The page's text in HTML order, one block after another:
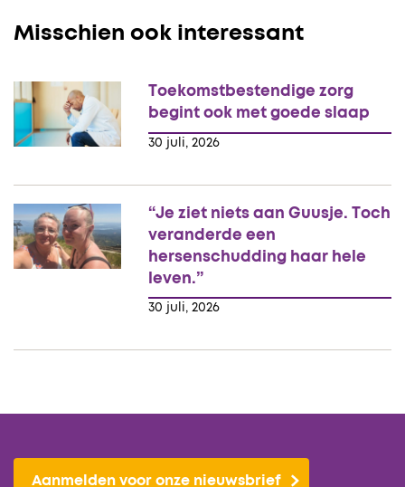
Misschien ook interessant
30 juli, 2026
Toekomstbestendige zorg
begint ook met goede slaap
30 juli, 2026
“Je ziet niets aan Guusje. Toch
veranderde een
hersenschudding haar hele
leven.”
Aanmelden voor onze nieuwsbrief